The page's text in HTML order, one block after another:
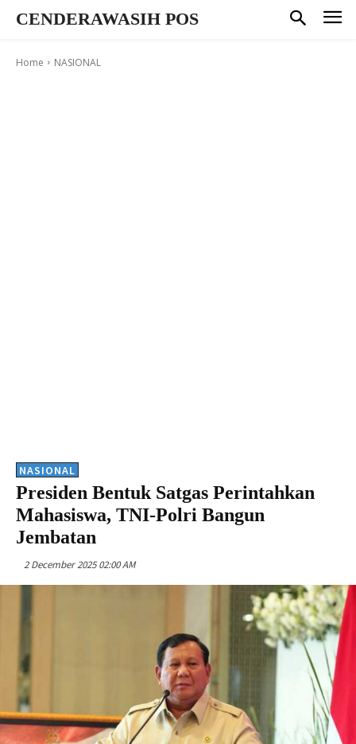
CENDERAWASIH POS
Home NASIONAL
NASIONAL
Presiden Bentuk Satgas Perintahkan
Mahasiswa, TNI-Polri Bangun
Jembatan
2 December 2025 02:00 AM